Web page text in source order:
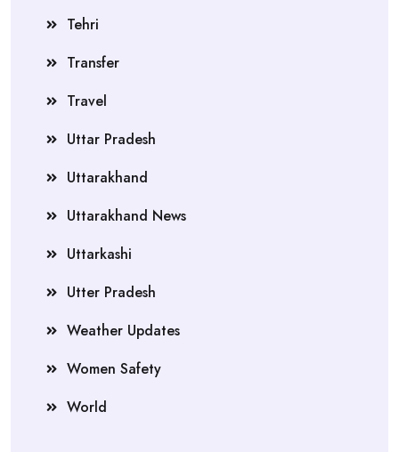
Tehri
Transfer
Travel
Uttar Pradesh
Uttarakhand
Uttarakhand News
Uttarkashi
Utter Pradesh
Weather Updates
Women Safety
World